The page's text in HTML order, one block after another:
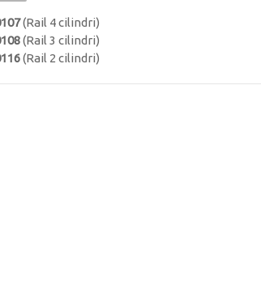
(Rail 4 cilindri)
(Rail 3 cilindri)
(Rail 2 cilindri)